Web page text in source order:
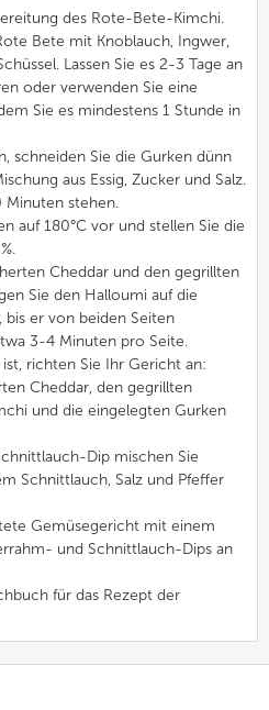
des Rote-Bete-Kimchi.
Bete mit Knoblauch, Ingwer,
Lassen Sie es 2-3 Tage an
oder verwenden Sie eine
Sie es mindestens 1 Stunde in
schneiden Sie die Gurken dünn
aus Essig, Zucker und Salz.
Minuten stehen.
auf 180°C vor und stellen Sie die
Cheddar und den gegrillten
Sie den Halloumi auf die
er von beiden Seiten
3-4 Minuten pro Seite.
richten Sie Ihr Gericht an:
Cheddar, den gegrillten
und die eingelegten Gurken
Dip mischen Sie
Schnittlauch, Salz und Pfeffer
Gemüsegericht mit einem
und Schnittlauch-Dips an
für das Rezept der